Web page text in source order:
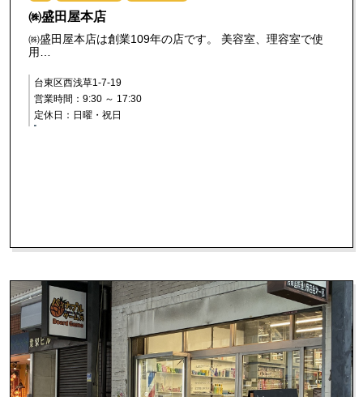
㈱盛田屋本店
㈱盛田屋本店は創業109年の店です。 美容室、理容室で使
用…
台東区西浅草1-7-19
営業時間：9:30 ～ 17:30
定休日：日曜・祝日